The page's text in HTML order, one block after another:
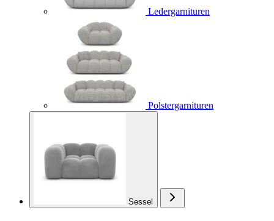
Ledergarnituren
Polstergarnituren
Sessel